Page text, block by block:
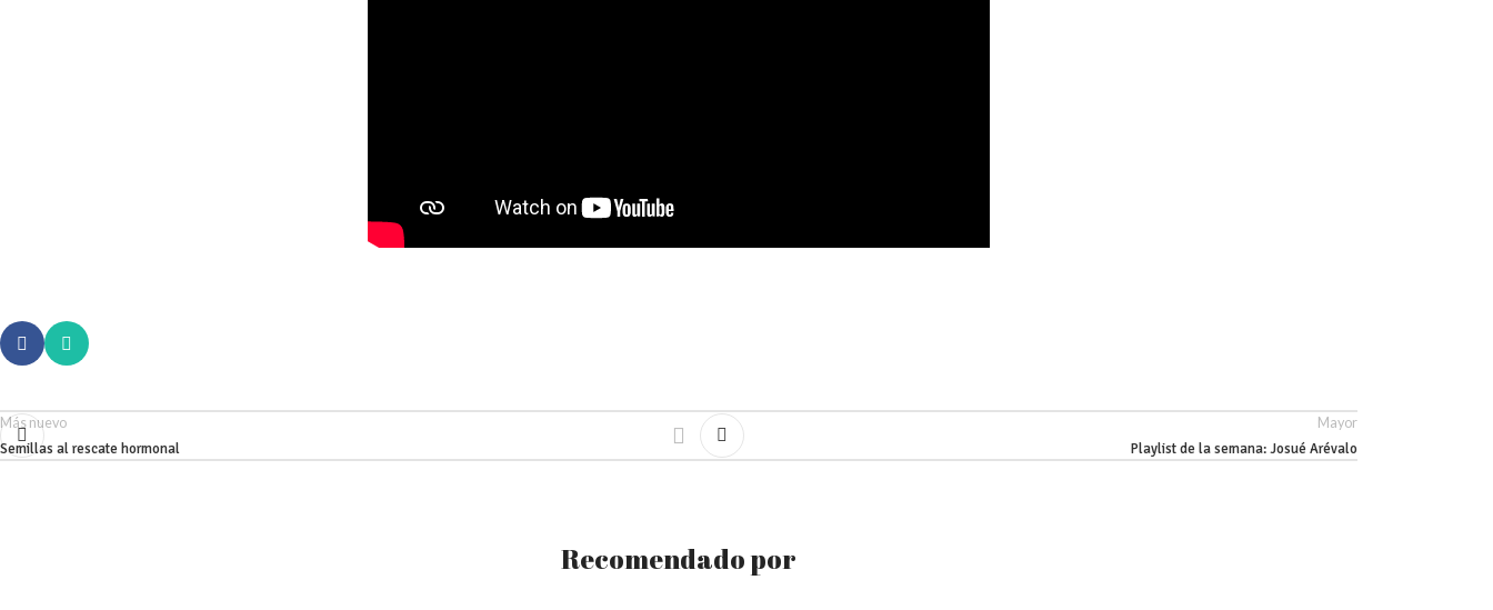
Más nuevo
Semillas al rescate hormonal
Mayor
Playlist de la semana: Josué Arévalo
Recomendado por